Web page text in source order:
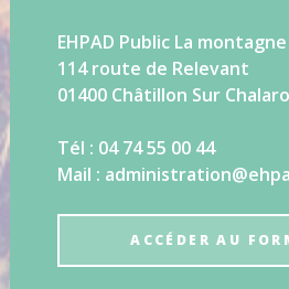
EHPAD Public La montagne
114 route de Relevant
01400 Châtillon Sur
Tél : 04 74 55 00 44
Mail :
ACCÉDER AU